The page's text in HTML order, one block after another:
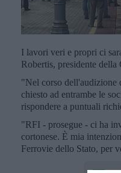
I lavori veri e propri ci
Robertis, presidente
"Nel corso dell'audizione
chiesto ad entrambe le
rispondere a puntuali
"RFI - prosegue - ci ha
cortonese. È mia
Ferrovie dello Stato, per